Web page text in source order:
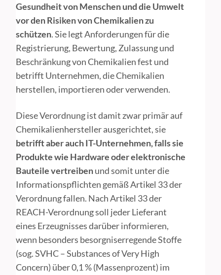
Gesundheit von Menschen und die Umwelt
vor den Risiken von Chemikalien zu
schützen. Sie legt Anforderungen für die
Registrierung, Bewertung, Zulassung und
Beschränkung von Chemikalien fest und
betrifft Unternehmen, die Chemikalien
herstellen, importieren oder verwenden.
Diese Verordnung ist damit zwar primär auf
Chemikalienhersteller ausgerichtet, sie
betrifft aber auch IT-Unternehmen, falls sie
Produkte wie Hardware oder elektronische
Bauteile vertreibenund somit unter die
Informationspflichten gemäß Artikel 33 der
Verordnung fallen. Nach Artikel 33 der
REACH-Verordnung soll jeder Lieferant
eines Erzeugnisses darüber informieren,
wenn besonders besorgniserregende Stoffe
(sog. SVHC – Substances of Very High
Concern) über 0,1 % (Massenprozent) im